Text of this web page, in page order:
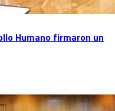
Humano firmaron un